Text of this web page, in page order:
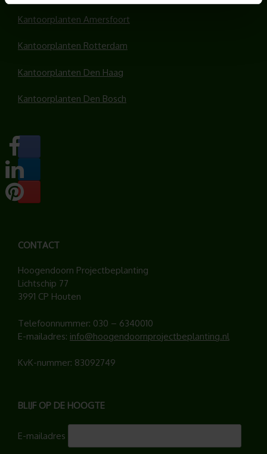
Kantoorplanten Amersfoort
Kantoorplanten Rotterdam
Kantoorplanten Den Haag
Kantoorplanten Den Bosch
CONTACT
Hoogendoorn Projectbeplanting
Lichtschip 77
3991 CP Houten
Telefoonnummer: 030 – 6340010
E-mailadres: info@hoogendoornprojectbeplanting.nl
KvK-nummer: 83092749
BLIJF OP DE HOOGTE
E-mailadres